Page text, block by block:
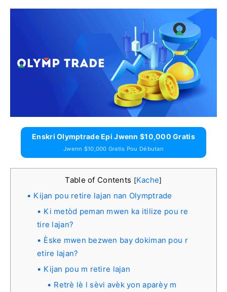
Enskri Olymptrade Epi Jwenn $10,000 Gratis
Jwenn $10,000 Gratis Pou Débutan
Table of Contents [Kache]
Kijan pou retire lajan nan Olymptrade
Ki metòd peman mwen ka itilize pou re
tire lajan?
Èske mwen bezwen bay dokiman pou r
etire lajan?
Kijan pou m retire lajan
Retrè lè l sèvi avèk yon aparèy m